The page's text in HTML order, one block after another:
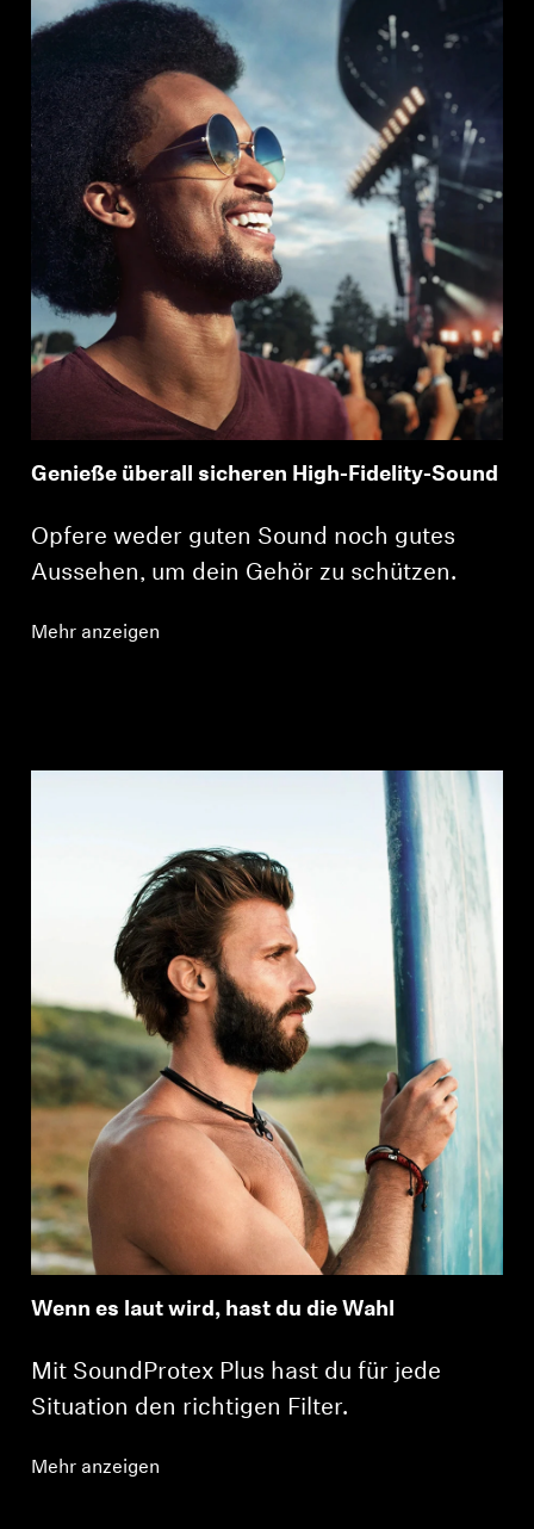
Genieße überall sicheren High-Fidelity-Sound
Opfere weder guten Sound noch gutes
Aussehen, um dein Gehör zu schützen.
Mehr anzeigen
Wenn es laut wird, hast du die Wahl
Mit SoundProtex Plus hast du für jede
Situation den richtigen Filter.
Mehr anzeigen